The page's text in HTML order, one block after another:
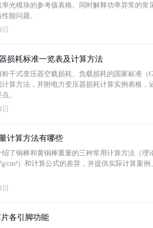
率光模块的参考值表格。同时解释功率异常的
能问题。
损耗标准一览表及计算方法
干式变压器空载损耗、负载损耗的国家标准（
算方法，并附电力变压器损耗计算实例表格，
。
计算方法有哪些
绍了铜棒和黄铜棒重量的三种常用计算方法（
cm³）和计算公式的差异，并提供实际计算案
片各引脚功能